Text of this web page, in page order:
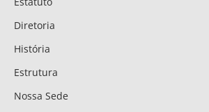
Diretoria
História
Estrutura
Nossa Sede